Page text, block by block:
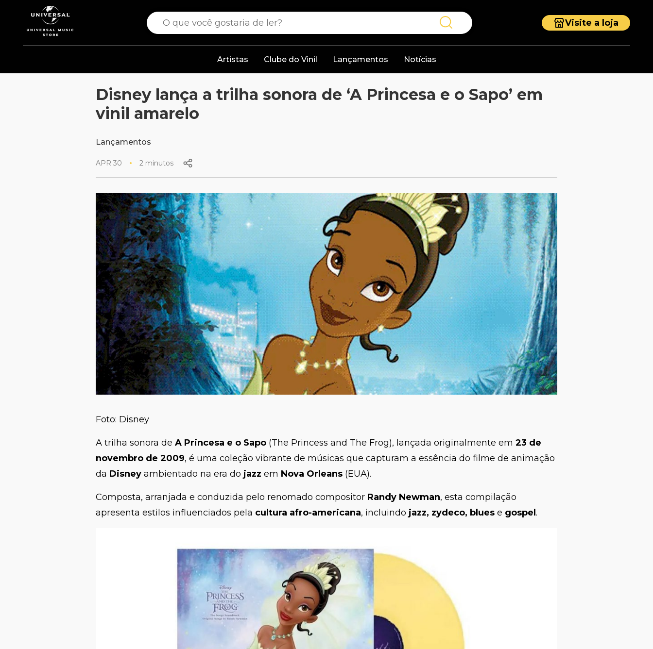
Visite a loja
Artistas Clube do Vinil Lançamentos Notícias
Disney lança a trilha sonora de ‘A Princesa e o Sapo’ em
vinil amarelo
Lançamentos
APR 30 2 minutos
Foto: Disney
A trilha sonora de A Princesa e o Sapo (The Princess and The Frog), lançada originalmente em 23 de
novembro de 2009, é uma coleção vibrante de músicas que capturam a essência do filme de animação
da Disney ambientado na era do jazz em Nova Orleans (EUA).
Composta, arranjada e conduzida pelo renomado compositor Randy Newman, esta compilação
apresenta estilos influenciados pela cultura afro-americana, incluindo jazz, zydeco, blues e gospel .